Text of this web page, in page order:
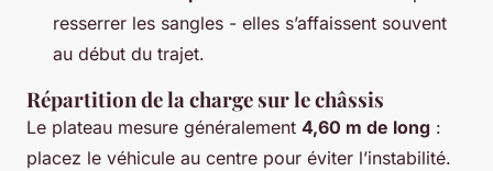
resserrer les sangles - elles s’affaissent souvent
au début du trajet.
Répartition de la charge sur le châssis
Le plateau mesure généralement 4,60 m de long :
placez le véhicule au centre pour éviter l’instabilité.